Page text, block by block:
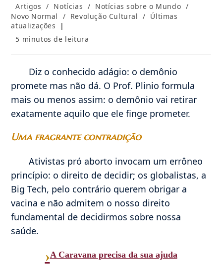
post:
Categoria
do
post:
Artigos / Notícias / Notícias sobre o Mundo /
Novo Normal
/ Revolução Cultural / Últimas
atualizações
Tempo
5 minutos de leitura
Diz o conhecido adágio: o demônio
promete mas não dá. O Prof. Plinio formula
mais ou menos assim: o demônio vai retirar
exatamente aquilo que ele finge prometer.
Uma fragrante contradição
Ativistas pró aborto invocam um errôneo
princípio: o direito de decidir; os globalistas, a
Big Tech, pelo contrário querem obrigar a
vacina e não admitem o nosso direito
fundamental de decidirmos sobre nossa
saúde.
›A Caravana precisa da sua ajuda